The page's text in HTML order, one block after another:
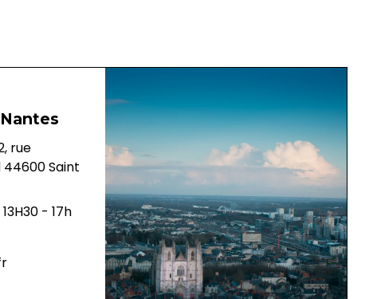
rue
44600 Saint
- 17h